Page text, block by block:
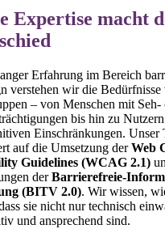
Expertise macht
Erfahrung im Bereich
verstehen wir die Bedürfnisse
– von Menschen mit Seh-
bis hin zu
Einschränkungen. Unser
auf die Umsetzung derWeb
Guidelines (WCAG 2.1)
derBarrierefreie-
(BITV 2.0). Wir wissen,
sie nicht nur technisch
und ansprechend sind.